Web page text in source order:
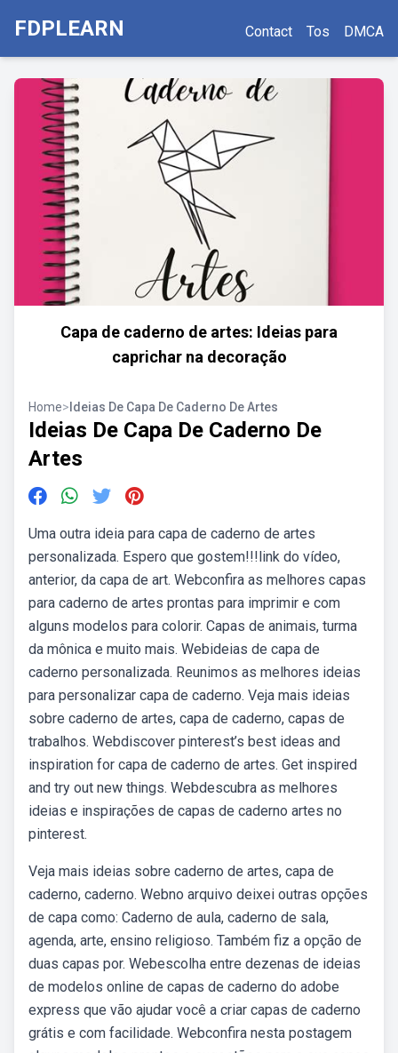
FDPLEARN Contact Tos DMCA
Capa de caderno de artes: Ideias para
caprichar na decoração
Home> Ideias De Capa De Caderno De Artes
Ideias De Capa De Caderno De
Artes
Uma outra ideia para capa de caderno de artes
personalizada. Espero que gostem!!!link do vídeo,
anterior, da capa de art. Webconfira as melhores capas
para caderno de artes prontas para imprimir e com
alguns modelos para colorir. Capas de animais, turma
da mônica e muito mais. Webideias de capa de
caderno personalizada. Reunimos as melhores ideias
para personalizar capa de caderno. Veja mais ideias
sobre caderno de artes, capa de caderno, capas de
trabalhos. Webdiscover pinterest’s best ideas and
inspiration for capa de caderno de artes. Get inspired
and try out new things. Webdescubra as melhores
ideias e inspirações de capas de caderno artes no
pinterest.
Veja mais ideias sobre caderno de artes, capa de
caderno, caderno. Webno arquivo deixei outras opções
de capa como: Caderno de aula, caderno de sala,
agenda, arte, ensino religioso. Também fiz a opção de
duas capas por. Webescolha entre dezenas de ideias
de modelos online de capas de caderno do adobe
express que vão ajudar você a criar capas de caderno
grátis e com facilidade. Webconfira nesta postagem